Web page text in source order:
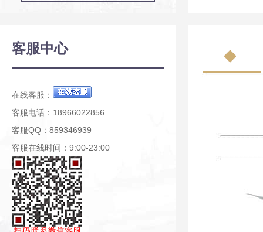
客服中心
在线客服：
客服电话：18966022856
客服QQ：859346939
客服在线时间：9:00-23:00
《花语卷》12